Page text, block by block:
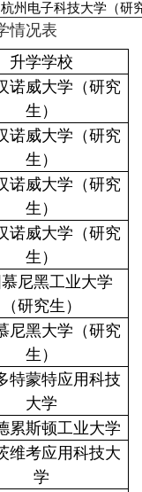
杭州电子科技大学（研
情况表
升学学校
诺威大学（研究
生）
诺威大学（研究
生）
诺威大学（研究
生）
诺威大学（研究
生）
尼黑工业大学
（研究生）
尼黑大学（研究
生）
特蒙特应用科技
大学
累斯顿工业大学
维考应用科技大
学